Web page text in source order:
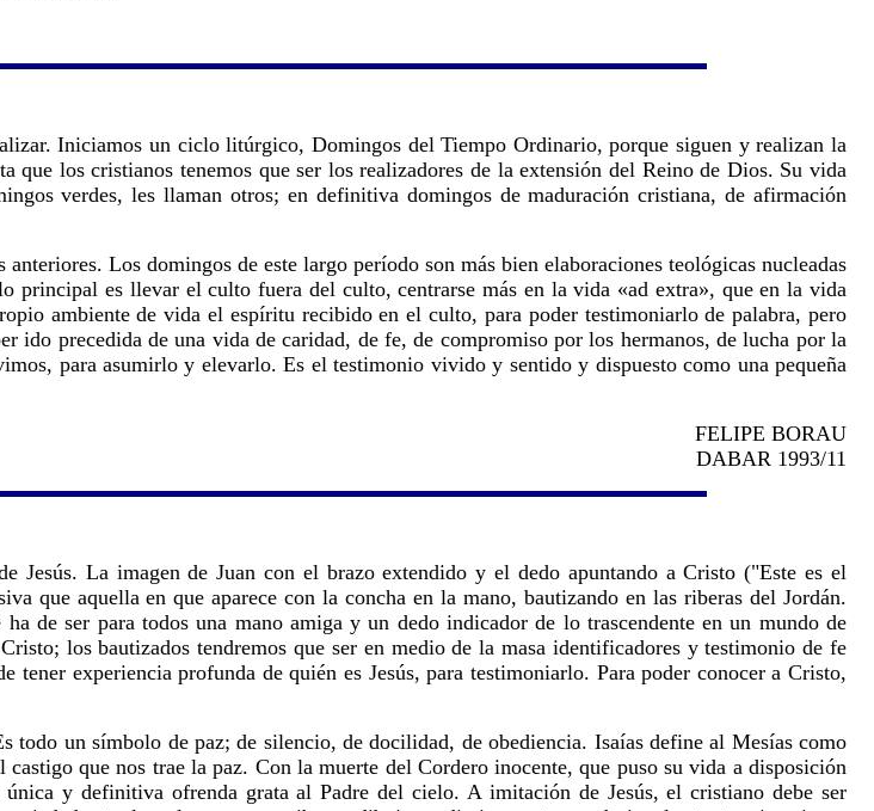
Iniciamos un ciclo litúrgico, Domingos del Tiempo Ordinario, porque siguen y realizan la
los cristianos tenemos que ser los realizadores de la extensión del Reino de Dios. Su vida
verdes, les llaman otros; en definitiva domingos de maduración cristiana, de afirmación
Los domingos de este largo período son más bien elaboraciones teológicas nucleadas
principal es llevar el culto fuera del culto, centrarse más en la vida «ad extra», que en la vida
ambiente de vida el espíritu recibido en el culto, para poder testimoniarlo de palabra, pero
ido precedida de una vida de caridad, de fe, de compromiso por los hermanos, de lucha por la
para asumirlo y elevarlo. Es el testimonio vivido y sentido y dispuesto como una pequeña
FELIPE BORAU
DABAR 1993/11
Jesús. La imagen de Juan con el brazo extendido y el dedo apuntando a Cristo ("Este es el
que aquella en que aparece con la concha en la mano, bautizando en las riberas del Jordán.
de ser para todos una mano amiga y un dedo indicador de lo trascendente en un mundo de
los bautizados tendremos que ser en medio de la masa identificadores y testimonio de fe
experiencia profunda de quién es Jesús, para testimoniarlo. Para poder conocer a Cristo,
un símbolo de paz; de silencio, de docilidad, de obediencia. Isaías define al Mesías como
que nos trae la paz. Con la muerte del Cordero inocente, que puso su vida a disposición
y definitiva ofrenda grata al Padre del cielo. A imitación de Jesús, el cristiano debe ser